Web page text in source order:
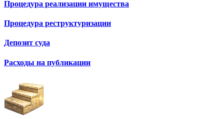
Процедура реализации имущества
Процедура реструктуризации
Депозит суда
Расходы на публикации